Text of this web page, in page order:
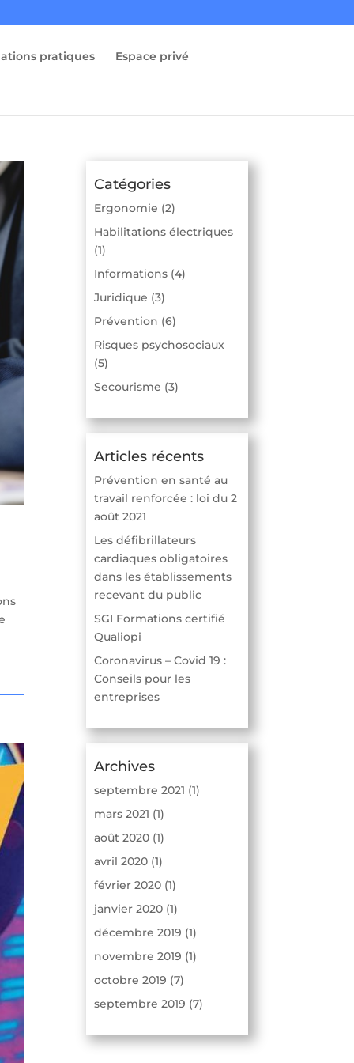
pratiques Espace privé
Catégories
Ergonomie (2)
Habilitations électriques
(1)
Informations (4)
Juridique (3)
Prévention (6)
Risques psychosociaux
(5)
Secourisme (3)
Articles récents
Prévention en santé au
travail renforcée : loi du 2
août 2021
Les défibrillateurs
cardiaques obligatoires
dans les établissements
recevant du public
SGI Formations certifié
Qualiopi
Coronavirus – Covid 19 :
Conseils pour les
entreprises
Archives
septembre 2021 (1)
mars 2021 (1)
août 2020 (1)
avril 2020 (1)
février 2020 (1)
janvier 2020 (1)
décembre 2019 (1)
novembre 2019 (1)
octobre 2019 (7)
septembre 2019 (7)